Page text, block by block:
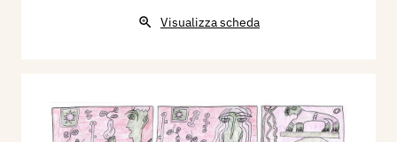
Visualizza scheda